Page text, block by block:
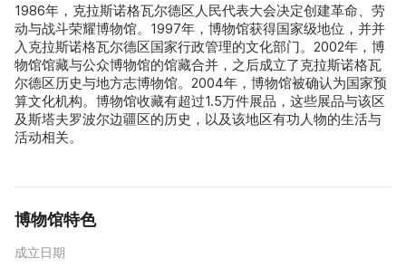
1986年，克拉斯诺格瓦尔德区人民代表大会决定创建革命、劳
动与战斗荣耀博物馆。1997年，博物馆获得国家级地位，并并
入克拉斯诺格瓦尔德区国家行政管理的文化部门。2002年，博
物馆馆藏与公众博物馆的馆藏合并，之后成立了克拉斯诺格瓦
尔德区历史与地方志博物馆。2004年，博物馆被确认为国家预
算文化机构。博物馆收藏有超过1.5万件展品，这些展品与该区
及斯塔夫罗波尔边疆区的历史，以及该地区有功人物的生活与
活动相关。
博物馆特色
成立日期